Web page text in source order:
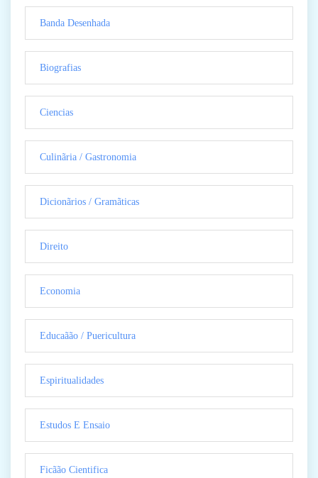
Banda Desenhada
Biografias
Ciencias
Culinãria / Gastronomia
Dicionãrios / Gramãticas
Direito
Economia
Educaãão / Puericultura
Espiritualidades
Estudos E Ensaio
Ficãão Cientifica